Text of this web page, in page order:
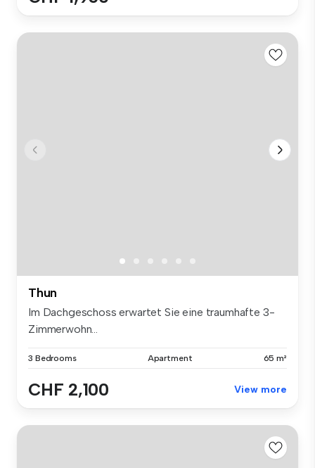
Thun
Im Dachgeschoss erwartet Sie eine traumhafte 3-
Zimmerwohn...
3 Bedrooms Apartment 65 m²
CHF 2,100 View more